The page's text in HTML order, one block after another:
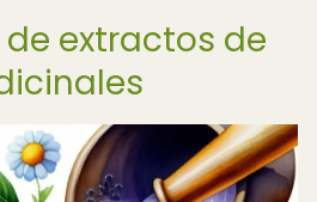
extractos de